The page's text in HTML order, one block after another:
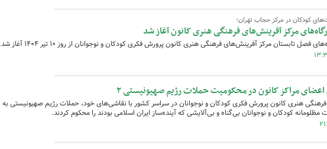
کودکان در مرکز حجاب تهران؛
مرکز آفرینش‌های فرهنگی هنری کانون آغاز شد
فصل تابستان مرکز آفرینش‌های فرهنگی هنری کانون پرورش فکری کودکان و نوجوانان از روز ۱۰ تیر ۱۴۰۴ آغاز شد.
مراکز کانون در محکومیت حملات رژیم صهیونیستی ۲
فرهنگی هنری کانون پرورش فکری کودکان و نوجوانان در سراسر کشور با نقاشی‌های خود، حملات رژیم صهیونیستی به
مظلومانه کودکان و نوجوانان بی‌گناه و بی‌آلایشی که آینده‌ساز ایران اسلامی بودند را محکوم کردند.